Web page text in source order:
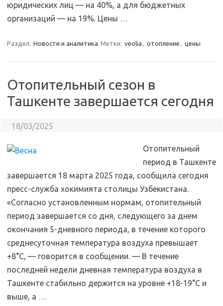
юридических лиц — на 40%, а для бюджетных
организаций — на 19%. Цены …
Раздел: Новости и аналитика Метки: veolia , отопление , цены
Отопительный сезон в
Ташкенте завершается сегодня
18/03/2025
Отопительный
период в Ташкенте
завершается 18 марта 2025 года, сообщила сегодня
пресс-служба хокимията столицы Узбекистана.
«Согласно установленным нормам, отопительный
период завершается со дня, следующего за днем
окончания 5-дневного периода, в течение которого
среднесуточная температура воздуха превышает
+8°C, — говорится в сообщении. — В течение
последней недели дневная температура воздуха в
Ташкенте стабильно держится на уровне +18-19°C и
выше, а …